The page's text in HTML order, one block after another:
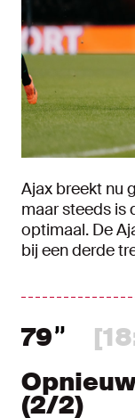
Ajax breekt nu
maar steeds is
optimaal. De
bij een derde
79
(2/2)